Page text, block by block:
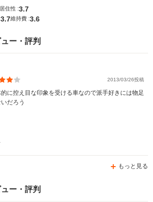
居住性 :3.7
3.7維持費 :3.6
ー・評判
2013/03/26投稿
に控え目な印象を受ける車なので派手好きには物足
だろう
もっと見る
ー・評判